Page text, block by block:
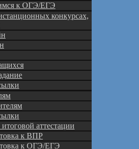
к ОГЭ/ЕГЭ
конкурсах,
аттестации
к ВПР
к ОГЭ/ЕГЭ